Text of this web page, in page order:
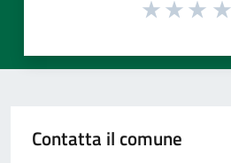
Contatta il comune